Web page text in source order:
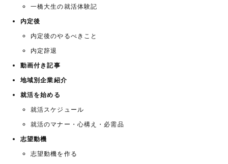
一橋大生の就活体験記
内定後
内定後のやるべきこと
内定辞退
動画付き記事
地域別企業紹介
就活を始める
就活スケジュール
就活のマナー・心構え・必需品
志望動機
志望動機を作る